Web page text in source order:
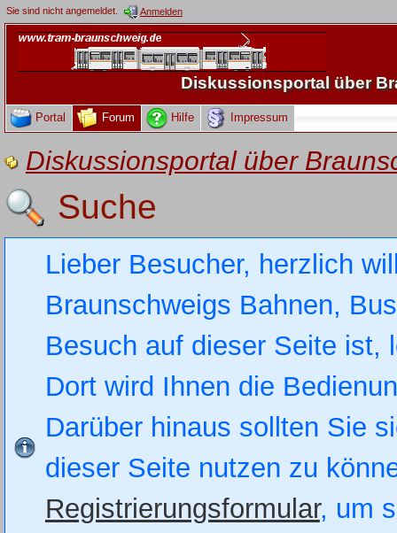
Sie sind nicht angemeldet. Anmelden
Diskussionsportal über
Portal Forum Hilfe Impressum
Diskussionsportal über
Suche
Lieber Besucher, herzlich
Braunschweigs Bahnen,
Besuch auf dieser Seite
Dort wird Ihnen die
Darüber hinaus sollten Sie
dieser Seite nutzen zu
Registrierungsformular, um